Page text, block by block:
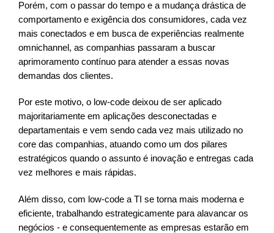
Porém, com o passar do tempo e a mudança drástica de
comportamento e exigência dos consumidores, cada vez
mais conectados e em busca de experiências realmente
omnichannel, as companhias passaram a buscar
aprimoramento contínuo para atender a essas novas
demandas dos clientes.
Por este motivo, o low-code deixou de ser aplicado
majoritariamente em aplicações desconectadas e
departamentais e vem sendo cada vez mais utilizado no
core das companhias, atuando como um dos pilares
estratégicos quando o assunto é inovação e entregas cada
vez melhores e mais rápidas.
Além disso, com low-code a TI se torna mais moderna e
eficiente, trabalhando estrategicamente para alavancar os
negócios - e consequentemente as empresas estarão em